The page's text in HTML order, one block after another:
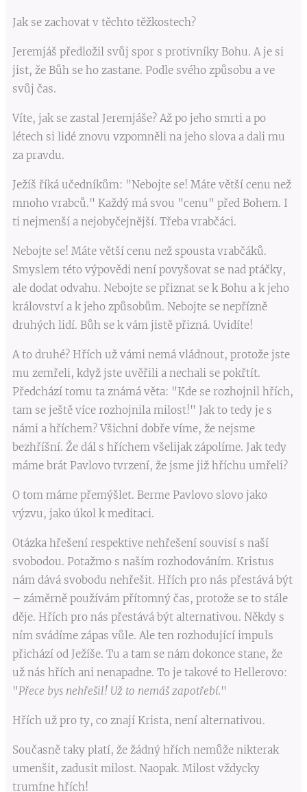
Jak se zachovat v těchto těžkostech?
Jeremjáš předložil svůj spor s protivníky Bohu. A je si
jist, že Bůh se ho zastane. Podle svého způsobu a ve
svůj čas.
Víte, jak se zastal Jeremjáše? Až po jeho smrti a po
létech si lidé znovu vzpomněli na jeho slova a dali mu
za pravdu.
Ježíš říká učedníkům: "Nebojte se! Máte větší cenu než
mnoho vrabců." Každý má svou "cenu" před Bohem. I
ti nejmenší a nejobyčejnější. Třeba vrabčáci.
Nebojte se! Máte větší cenu než spousta vrabčáků.
Smyslem této výpovědi není povyšovat se nad ptáčky,
ale dodat odvahu. Nebojte se přiznat se k Bohu a k jeho
království a k jeho způsobům. Nebojte se nepřízně
druhých lidí. Bůh se k vám jistě přizná. Uvidíte!
A to druhé? Hřích už vámi nemá vládnout, protože jste
mu zemřeli, když jste uvěřili a nechali se pokřtít.
Předchází tomu ta známá věta: "Kde se rozhojnil hřích,
tam se ještě více rozhojnila milost!" Jak to tedy je s
námi a hříchem? Všichni dobře víme, že nejsme
bezhříšní. Že dál s hříchem všelijak zápolíme. Jak tedy
máme brát Pavlovo tvrzení, že jsme již hříchu umřeli?
O tom máme přemýšlet. Berme Pavlovo slovo jako
výzvu, jako úkol k meditaci.
Otázka hřešení respektive nehřešení souvisí s naší
svobodou. Potažmo s naším rozhodováním. Kristus
nám dává svobodu nehřešit. Hřích pro nás přestává být
– záměrně používám přítomný čas, protože se to stále
děje. Hřích pro nás přestává být alternativou. Někdy s
ním svádíme zápas vůle. Ale ten rozhodující impuls
přichází od Ježíše. Tu a tam se nám dokonce stane, že
už nás hřích ani nenapadne. To je takové to Hellerovo:
"Přece bys nehřešil! Už to nemáš zapotřebí."
Hřích už pro ty, co znají Krista, není alternativou.
Současně taky platí, že žádný hřích nemůže nikterak
umenšit, zadusit milost. Naopak. Milost vždycky
trumfne hřích!